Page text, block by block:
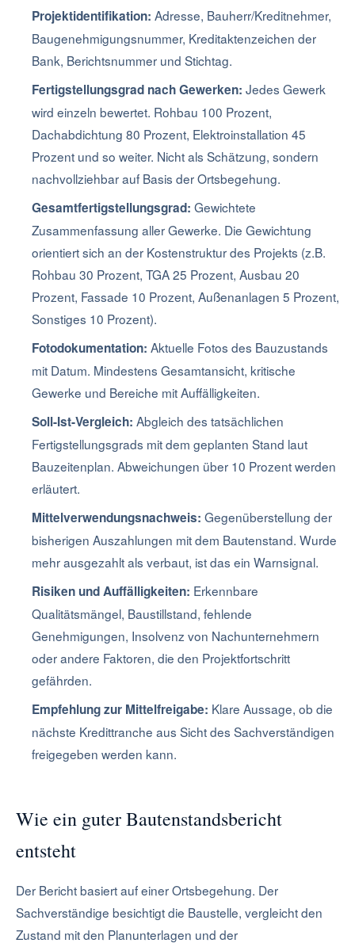
Projektidentifikation: Adresse, Bauherr/Kreditnehmer,
Baugenehmigungsnummer, Kreditaktenzeichen der
Bank, Berichtsnummer und Stichtag.
Fertigstellungsgrad nach Gewerken: Jedes Gewerk
wird einzeln bewertet. Rohbau 100 Prozent,
Dachabdichtung 80 Prozent, Elektroinstallation 45
Prozent und so weiter. Nicht als Schätzung, sondern
nachvollziehbar auf Basis der Ortsbegehung.
Gesamtfertigstellungsgrad: Gewichtete
Zusammenfassung aller Gewerke. Die Gewichtung
orientiert sich an der Kostenstruktur des Projekts (z.B.
Rohbau 30 Prozent, TGA 25 Prozent, Ausbau 20
Prozent, Fassade 10 Prozent, Außenanlagen 5 Prozent,
Sonstiges 10 Prozent).
Fotodokumentation: Aktuelle Fotos des Bauzustands
mit Datum. Mindestens Gesamtansicht, kritische
Gewerke und Bereiche mit Auffälligkeiten.
Soll-Ist-Vergleich: Abgleich des tatsächlichen
Fertigstellungsgrads mit dem geplanten Stand laut
Bauzeitenplan. Abweichungen über 10 Prozent werden
erläutert.
Mittelverwendungsnachweis: Gegenüberstellung der
bisherigen Auszahlungen mit dem Bautenstand. Wurde
mehr ausgezahlt als verbaut, ist das ein Warnsignal.
Risiken und Auffälligkeiten: Erkennbare
Qualitätsmängel, Baustillstand, fehlende
Genehmigungen, Insolvenz von Nachunternehmern
oder andere Faktoren, die den Projektfortschritt
gefährden.
Empfehlung zur Mittelfreigabe: Klare Aussage, ob die
nächste Kredittranche aus Sicht des Sachverständigen
freigegeben werden kann.
Wie ein guter Bautenstandsbericht
entsteht
Der Bericht basiert auf einer Ortsbegehung. Der
Sachverständige besichtigt die Baustelle, vergleicht den
Zustand mit den Planunterlagen und der